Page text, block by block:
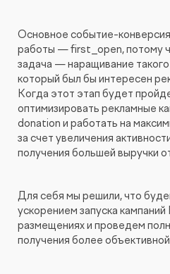
Основное событие-
работы — first_open, потому
задача — наращивание
который был бы интересен
Когда этот этап будет
оптимизировать рекламные
donation и работать на
за счет увеличения
получения большей выручки
Для себя мы решили, что
ускорением запуска
размещениях и проведем
получения более